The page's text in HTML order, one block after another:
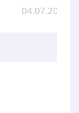
04.07.2023